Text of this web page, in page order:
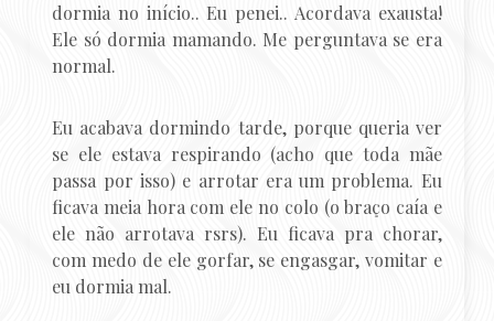
dormia no início.. Eu penei.. Acordava exausta!
Ele só dormia mamando. Me perguntava se era
normal.
Eu acabava dormindo tarde, porque queria ver
se ele estava respirando (acho que toda mãe
passa por isso) e arrotar era um problema. Eu
ficava meia hora com ele no colo (o braço caía e
ele não arrotava rsrs). Eu ficava pra chorar,
com medo de ele gorfar, se engasgar, vomitar e
eu dormia mal.